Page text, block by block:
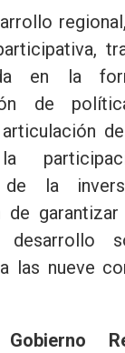
en la
de
la
de la
de
las nueve